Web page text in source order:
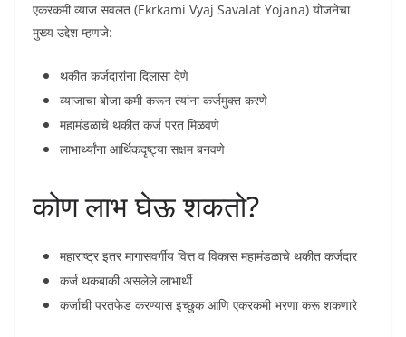
एकरकमी व्याज सवलत (Ekrkami Vyaj Savalat Yojana) योजनेचा
मुख्य उद्देश म्हणजे:
थकीत कर्जदारांना दिलासा देणे
व्याजाचा बोजा कमी करून त्यांना कर्जमुक्त करणे
महामंडळाचे थकीत कर्ज परत मिळवणे
लाभार्थ्यांना आर्थिकदृष्ट्या सक्षम बनवणे
कोण लाभ घेऊ शकतो?
महाराष्ट्र इतर मागासवर्गीय वित्त व विकास महामंडळाचे थकीत कर्जदार
कर्ज थकबाकी असलेले लाभार्थी
कर्जाची परतफेड करण्यास इच्छुक आणि एकरकमी भरणा करू शकणारे